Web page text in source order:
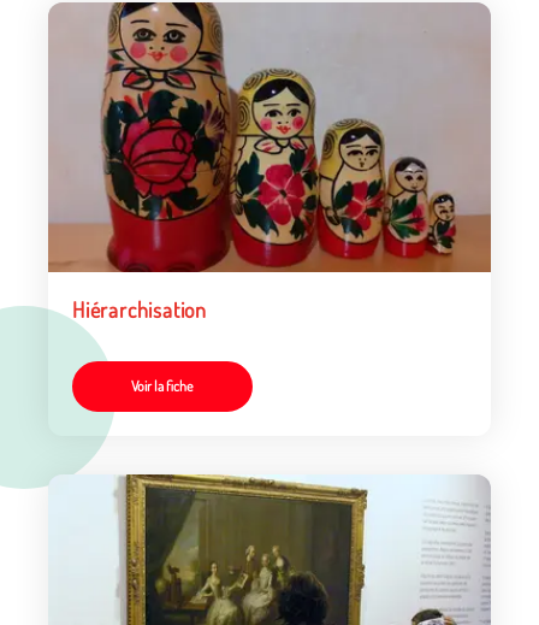
Hiérarchisation
Voir la fiche